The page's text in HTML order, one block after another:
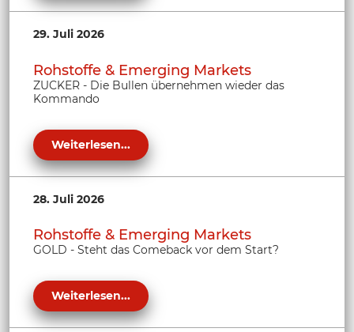
29. Juli 2026
Rohstoffe & Emerging Markets
ZUCKER - Die Bullen übernehmen wieder das
Kommando
Weiterlesen...
28. Juli 2026
Rohstoffe & Emerging Markets
GOLD - Steht das Comeback vor dem Start?
Weiterlesen...